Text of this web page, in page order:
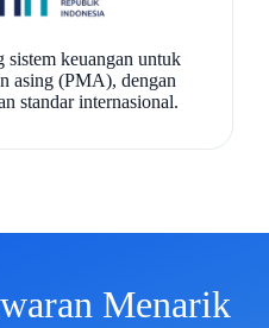
sistem keuangan untuk
asing (PMA), dengan
standar internasional.
Menarik